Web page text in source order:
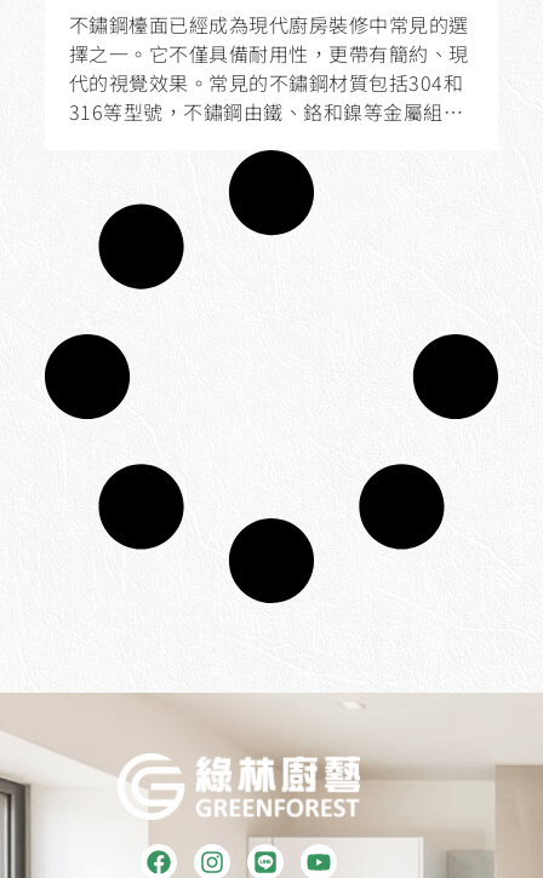
不鏽鋼檯面已經成為現代廚房裝修中常見的選
擇之一。它不僅具備耐用性，更帶有簡約、現
代的視覺效果。常見的不鏽鋼材質包括304和
316等型號，不鏽鋼由鐵、鉻和鎳等金屬組
為理想的廚房檯面材料。